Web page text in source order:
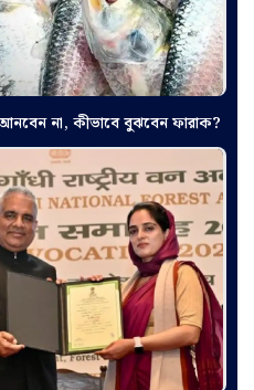
না, কীভাবে বুঝবেন ফারাক?